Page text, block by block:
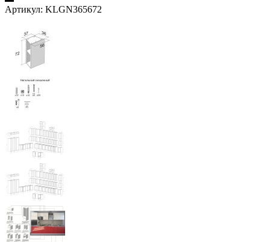
Артикул: KLGN365672